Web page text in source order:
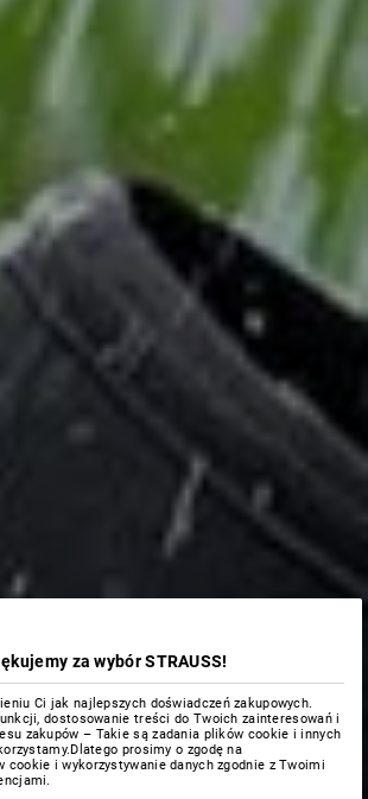
za wybór STRAUSS!
Ci jak najlepszych doświadczeń zakupowych.
dostosowanie treści do Twoich zainteresowań i
zakupów – Takie są zadania plików cookie i innych
prosimy o zgodę na
cookie i wykorzystywanie danych zgodnie z Twoimi